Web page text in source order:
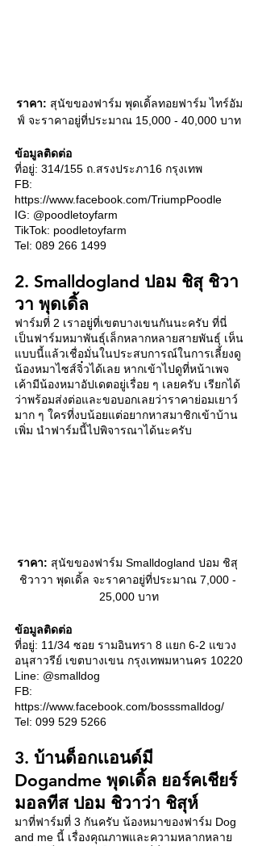
ราคา: สุนัขของฟาร์ม พุดเดิ้ลทอยฟาร์ม ไทร์อัม
ฟ์ จะราคาอยู่ที่ประมาณ 15,000 - 40,000 บาท
ข้อมูลติดต่อ
ที่อยู่: 314/155 ถ.สรงประภา16 กรุงเทพ
FB:
https://www.facebook.com/TriumpPoodle
IG: @poodletoyfarm
TikTok: poodletoyfarm
Tel: 089 266 1499
2. Smalldogland ปอม ชิสุ ชิวา
วา พุดเดิ้ล
ฟาร์มที่ 2 เราอยู่ที่เขตบางเขนกันนะครับ ที่นี่
เป็นฟาร์มหมาพันธุ์เล็กหลากหลายสายพันธุ์ เห็น
แบบนี้แล้วเชื่อมั่นในประสบการณ์ในการเลี้ยงดู
น้องหมาไซส์จิ๋วได้เลย หากเข้าไปดูที่หน้าเพจ
เค้ามีน้องหมาอัปเดตอยู่เรื่อย ๆ เลยครับ เรียกได้
ว่าพร้อมส่งต่อและขอบอกเลยว่าราคาย่อมเยาว์
มาก ๆ ใครที่งบน้อยแต่อยากหาสมาชิกเข้าบ้าน
เพิ่ม นำฟาร์มนี้ไปพิจารณาได้นะครับ
ราคา: สุนัขของฟาร์ม Smalldogland ปอม ชิสุ
ชิวาวา พุดเดิ้ล จะราคาอยู่ที่ประมาณ 7,000 -
25,000 บาท
ข้อมูลติดต่อ
ที่อยู่: 11/34 ซอย รามอินทรา 8 แยก 6-2 แขวง
อนุสาวรีย์ เขตบางเขน กรุงเทพมหานคร 10220
Line: @smalldog
FB:
https://www.facebook.com/bosssmalldog/
Tel: 099 529 5266
3. บ้านด็อกเเอนด์มี
Dogandme พุดเดิ้ล ยอร์คเชียร์
มอลทีส ปอม ชิวาว่า ชิสุห์
มาที่ฟาร์มที่ 3 กันครับ น้องหมาของฟาร์ม Dog
and me นี้ เรื่องคุณภาพและความหลากหลาย